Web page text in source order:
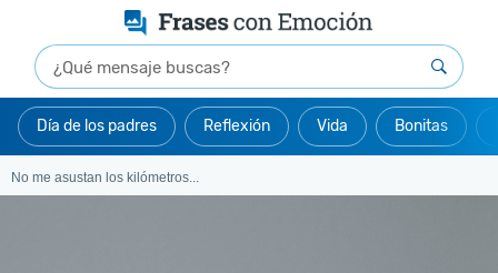
Día de los padres Reflexión Vida Bonitas
No me asustan los kilómetros...